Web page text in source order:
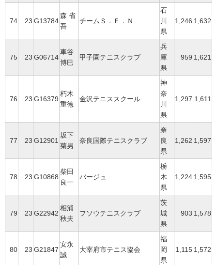
74 23 G13784
森 省
吾
チームＳ．Ｅ．Ｎ
石
川
県
1,246 1,632
75 23 G06714
車谷
博巳
甲子園テニスクラブ
兵
庫
県
959 1,621
76 23 G16379
朽木
重徳
金沢テニススクール
神
奈
川
県
1,297 1,611
77 23 G12901
坂下
菊男
奈良国際テニスクラブ
奈
良
県
1,262 1,597
78 23 G10868
柴田
良一
バージュ
栃
木
県
1,224 1,595
79 23 G22942
相浦
秋夫
フソウテニスクラブ
茨
城
県
903 1,578
80 23 G21847
安永
誠
大宰府市テニス協会
福
岡
県
1,115 1,572